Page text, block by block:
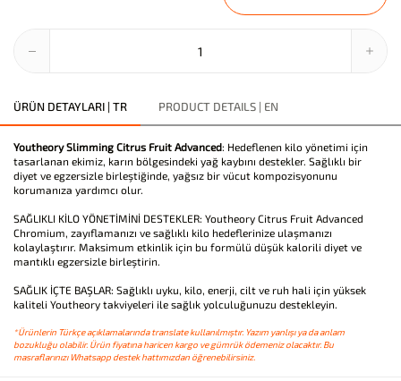
ÜRÜN DETAYLARI | TR PRODUCT DETAILS | EN
Youtheory Slimming Citrus Fruit Advanced: Hedeflenen kilo yönetimi için
tasarlanan ekimiz, karın bölgesindeki yağ kaybını destekler. Sağlıklı bir
diyet ve egzersizle birleştiğinde, yağsız bir vücut kompozisyonunu
korumanıza yardımcı olur.
SAĞLIKLI KİLO YÖNETİMİNİ DESTEKLER: Youtheory Citrus Fruit Advanced
Chromium, zayıflamanızı ve sağlıklı kilo hedeflerinize ulaşmanızı
kolaylaştırır. Maksimum etkinlik için bu formülü düşük kalorili diyet ve
mantıklı egzersizle birleştirin.
SAĞLIK İÇTE BAŞLAR: Sağlıklı uyku, kilo, enerji, cilt ve ruh hali için yüksek
kaliteli Youtheory takviyeleri ile sağlık yolculuğunuzu destekleyin.
*Ürünlerin Türkçe açıklamalarında translate kullanılmıştır. Yazım yanlışı ya da anlam
bozukluğu olabilir. Ürün fiyatına haricen kargo ve gümrük ödemeniz olacaktır. Bu
masraflarınızı Whatsapp destek hattımızdan öğrenebilirsiniz.